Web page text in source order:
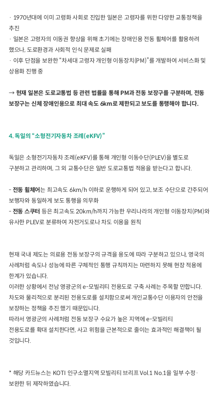
· 1970년대에 이미 고령화 사회로 진입한 일본은 고령자를 위한 다양한 교통정책을
추진
· 일본은 고령자의 이동권 향상을 위해 초기에는 장애인용 전동 휠체어를 활용하려
했으나, 도로환경과 사회적 인식 문제로 실패
· 이후 단점을 보완한“차세대 고령자 개인형 이동장치 (PM)”를 개발하여 서비스화 및
상용화 진행 중
→ 현재 일본은 도로교통법 등 관련 법률을 통해 PM과 전동 보장구를 구분하며, 전동
보장구는 신체 장애인용으로 최대 속도 6km로 제한되고 보도를 통행해야 합니다.
4.독일의“소형전기자동차 조례 (eKFV)”
독일은 소형전기자동차 조례(eKFV)를 통해 개인형 이동수단(PLEV)을 별도로
구분하고 관리하며, 그 외 교통수단은 일반 도로교통법 적용을 받는다고 합니다
- 전동 휠체어는 최고속도 6km/h 이하로 운행하게 되어 있고, 보조 수단으로 간주되어
보행자와 동일하게 보도 통행을 의무화
- 전동 스쿠터등은 최고속도 20km/h까지 가능한 우리나라의 개인형 이동장치 (PM)와
유사한 PLEV로 분류하여 자전거도로나 차도 이용을 원칙
현재 국내 제도는 의료용 전동 보장구의 규격을 용도에 따라 구분하고 있으나, 영국의
사례처럼 속도나 성능에 따른 구체적인 통행 규칙까지는 마련하지 못해 현장 적용에
한계가 있습니다
이러한 상황에서 전남 영광군의e-모빌리티 전용도로 구축 사례는 주목할 만합니다.
차도와 물리적으로 분리된 전용도로를 설치함으로써 개인교통수단 이용자의 안전을
보장하는 정책을 추진 했기 때문입니다.
따라서 영광군의 사례처럼 전동 보장구 수요가 높은 지역에e-모빌리티
전용도로를 확대 설치한다면, 사고 위험을 근본적으로 줄이는 효과적인 해결책이 될
것입니다
* 해당 카드뉴스는 KOTI 인구소멸지역 모빌리티 브리프Vol.1 No.1을 일부 수정 ·
보완한 뒤 제작하였습니다